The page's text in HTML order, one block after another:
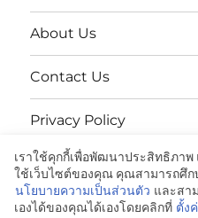
About Us
Contact Us
Privacy Policy
นโยบายความเป็นส่วนตัว
เราใช้คุกกี้เพื่อพัฒนาประสิทธิภา
ใช้เว็บไซต์ของคุณ คุณสามารถศึก
นโยบายความเป็นส่วนตัว และสา
เองได้ของคุณได้เองโดยคลิกที่ ตั้ง